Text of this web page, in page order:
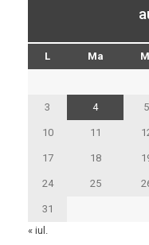
L Ma
3 4 5
10 11
17 18
24 25
31
« iul.